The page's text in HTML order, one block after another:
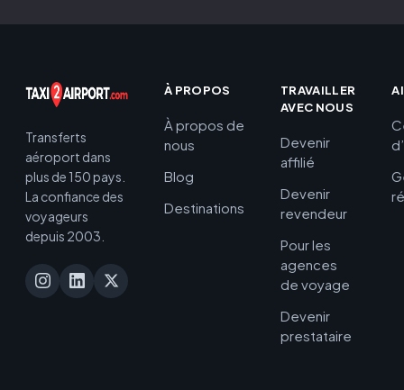
Transferts
aéroport dans
plus de 150 pays.
La confiance des
voyageurs
depuis 2003.
À PROPOS
À propos de
nous
Blog
Destinations
TRAVAILLER
AVEC NOUS
Devenir
affilié
Devenir
revendeur
Pour les
agences
de voyage
Devenir
prestataire